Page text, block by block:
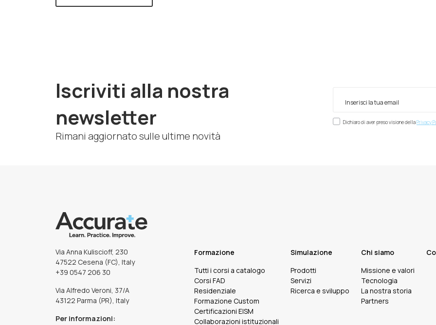
Iscriviti alla nostra
newsletter
Rimani aggiornato sulle ultime novità
Dichiaro di aver preso visione dellaPrivacy
Via Anna Kuliscioff, 230
47522 Cesena (FC), Italy
+39 0547 206 30
Via Alfredo Veroni, 37/A
43122 Parma (PR), Italy
Per informazioni:
Formazione
Tutti i corsi a catalogo
Corsi FAD
Residenziale
Formazione Custom
Certificazioni EISM
Collaborazioni istituzionali
Simulazione
Prodotti
Servizi
Ricerca e sviluppo
Chi siamo
Missione e valori
Tecnologia
La nostra storia
Partners